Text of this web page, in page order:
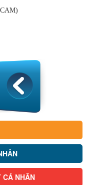
CÁ NHÂN